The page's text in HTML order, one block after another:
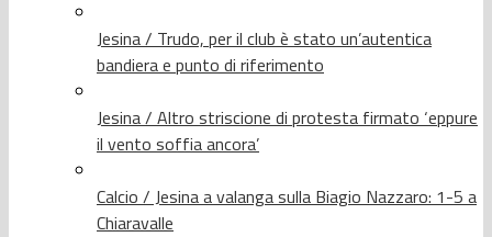
Jesina / Trudo, per il club è stato un’autentica
bandiera e punto di riferimento
Jesina / Altro striscione di protesta firmato ‘eppure
il vento soffia ancora’
Calcio / Jesina a valanga sulla Biagio Nazzaro: 1-5 a
Chiaravalle